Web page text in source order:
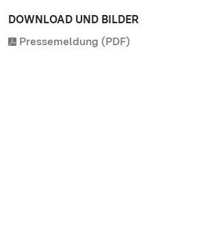
DOWNLOAD UND BILDER
Pressemeldung (PDF)